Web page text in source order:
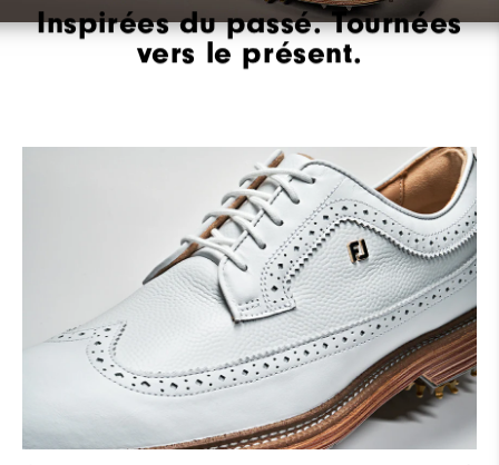
Inspirées du passé. Tournées
vers le présent.